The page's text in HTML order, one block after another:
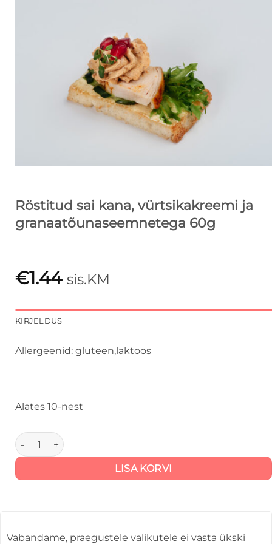
Röstitud sai kana, vürtsikakreemi ja
granaatõunaseemnetega 60g
€1.44 sis.KM
KIRJELDUS
Allergeenid: gluteen,laktoos
Alates 10-nest
Röstitud sai kana, vürtsikakreemi ja
LISA KORVI
Vabandame, praegustele valikutele ei vasta ükski